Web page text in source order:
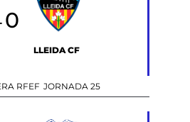
0
LLEIDA CF
RFEF JORNADA 25